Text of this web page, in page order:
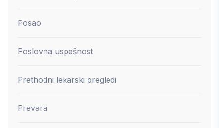
Posao
Poslovna uspešnost
Prethodni lekarski pregledi
Prevara